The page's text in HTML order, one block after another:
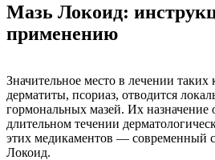
Мазь Локоид:
применению
Значительное место в лечении
дерматиты, псориаз, отводится
гормональных мазей. Их
длительном течении
этих медикаментов — современный
Локоид.